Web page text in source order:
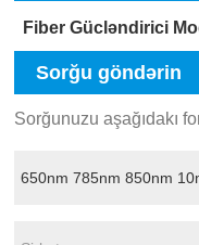
Fiber Gücləndirici
Sorğu göndərin
Sorğunuzu aşağıdakı